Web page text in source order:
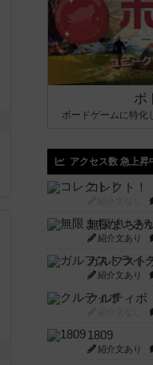
ボ
ボードゲームに特化
アクセス数 急上昇
コレクト！
無限まちが
紹介文あり
ガルフスト
紹介文あり
クルティボ
1809
紹介文あり